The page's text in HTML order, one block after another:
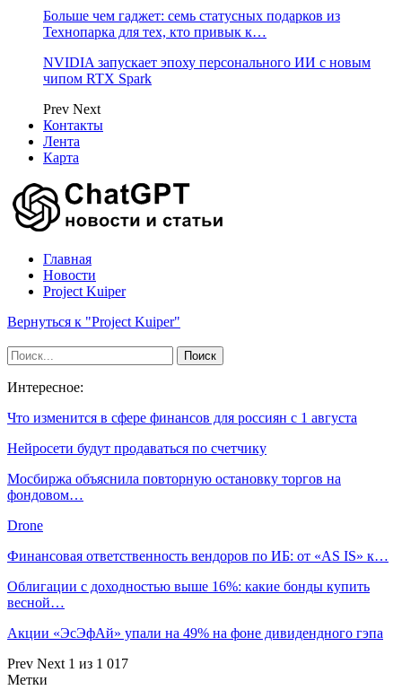
Больше чем гаджет: семь статусных подарков из
Технопарка для тех, кто привык к…
NVIDIA запускает эпоху персонального ИИ с новым
чипом RTX Spark
Prev Next
Контакты
Лента
Карта
Главная
Новости
Project Kuiper
Вернуться к "Project Kuiper"
Интересное:
Что изменится в сфере финансов для россиян с 1 августа
Нейросети будут продаваться по счетчику
Мосбиржа объяснила повторную остановку торгов на
фондовом…
Drone
Финансовая ответственность вендоров по ИБ: от «AS IS» к…
Облигации с доходностью выше 16%: какие бонды купить
весной…
Акции «ЭсЭфАй» упали на 49% на фоне дивидендного гэпа
Prev Next 1 из 1 017
Метки